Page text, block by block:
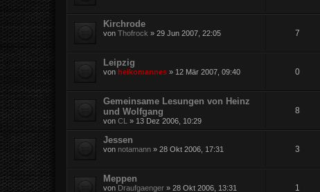
Kirchrode
von Thofrock » 29 Jun 2007, 22:05 7
Leipzig
von heikomannes » 12 Mär 2007, 09:40 0
Gemeinsame Lesungen von Heinz
und Wolfgang
von CL » 13 Dez 2006, 10:29
8
Jessen
von notamann » 28 Okt 2006, 17:31 3
Meppen
von Draufgaenger » 28 Okt 2006, 13:31 1